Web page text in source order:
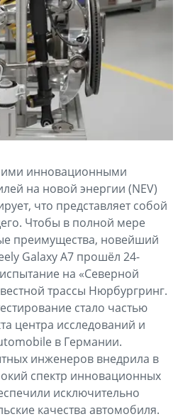
MONJARO
от 4 349 990 ₽*
от 3 769 990 ₽*
инновационными
на новой энергии (NEV)
что представляет собой
Чтобы в полной мере
преимущества, новейший
Galaxy A7 прошёл 24-
на «Северной
трассы Нюрбургринг.
стало частью
центра исследований и
в Германии.
инженеров внедрила в
спектр инновационных
исключительно
качества автомобиля.